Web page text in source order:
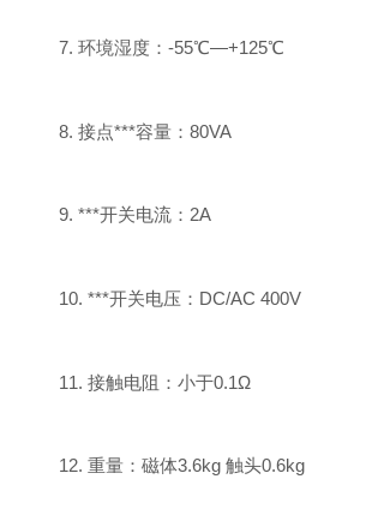
7. 环境湿度：-55℃—+125℃
8. 接点***容量：80VA
9. ***开关电流：2A
10. ***开关电压：DC/AC 400V
11. 接触电阻：小于0.1Ω
12. 重量：磁体3.6kg 触头0.6kg